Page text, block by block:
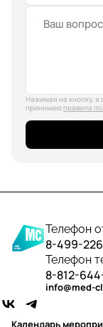
Нажимая на кнопку,
принимаю правила
Телефон
8-499-
Телефон
8-812-
info@med-
Календарь